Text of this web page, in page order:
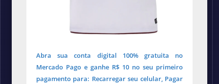
Abra sua conta digital 100% gratuita no
Mercado Pago e ganhe R$ 10 no seu primeiro
pagamento para: Recarregar seu celular, Pagar